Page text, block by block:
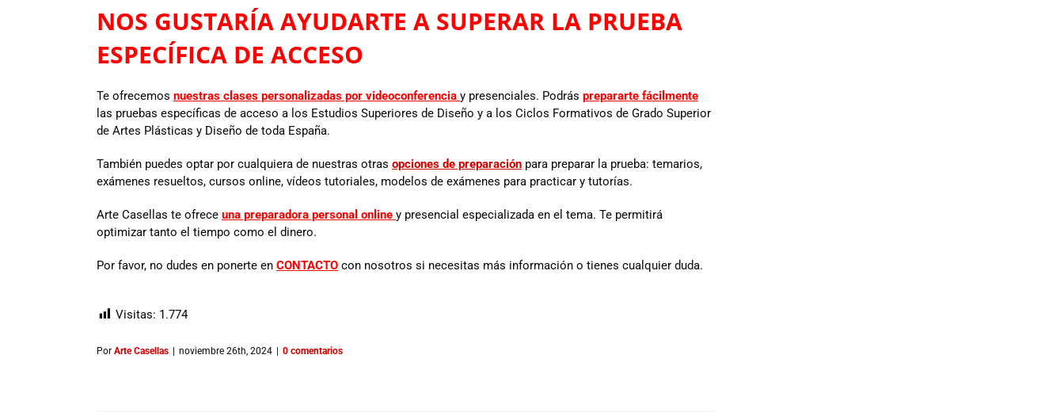
NOS GUSTARÍA AYUDARTE A SUPERAR LA PRUEBA
ESPECÍFICA DE ACCESO
Te ofrecemos nuestras clases personalizadas por videoconferencia y presenciales. Podrás prepararte fácilmente
las pruebas específicas de acceso a los Estudios Superiores de Diseño y a los Ciclos Formativos de Grado Superior
de Artes Plásticas y Diseño de toda España.
También puedes optar por cualquiera de nuestras otras opciones de preparaciónpara preparar la prueba: temarios,
exámenes resueltos, cursos online, vídeos tutoriales, modelos de exámenes para practicar y tutorías.
Arte Casellas te ofrece una preparadora personal online y presencial especializada en el tema. Te permitirá
optimizar tanto el tiempo como el dinero.
Por favor, no dudes en ponerte en CONTACTOcon nosotros si necesitas más información o tienes cualquier duda.
Visitas: 1.774
Por Arte Casellas noviembre 26th, 2024 0 comentarios